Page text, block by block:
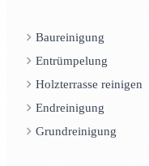
Baureinigung
Entrümpelung
Holzterrasse reinigen
Endreinigung
Grundreinigung